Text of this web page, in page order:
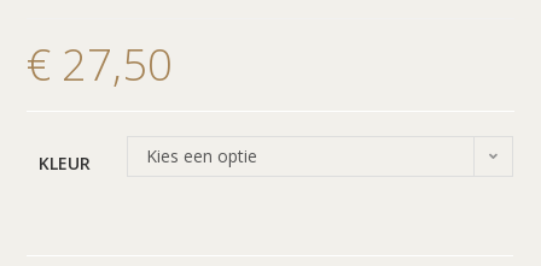
€ 27,50
KLEUR Kies een optie